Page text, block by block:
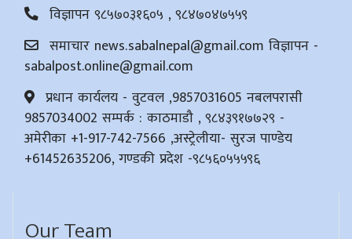
विज्ञापन ९८५७०३१६०५ , ९८४७०४७५५९
समाचार news.sabalnepal@gmail.com विज्ञापन -
sabalpost.online@gmail.com
प्रधान कार्यलय - वुटवल ,9857031605 नबलपरासी
9857034002 सम्पर्क : काठमाडौ , ९८४३९१७७२९ -
अमेरीका +1-917-742-7566 ,अस्ट्रेलीया- सुरज पाण्डेय
+61452635206, गण्डकी प्रदेश -९८५६०५५५९६
Our Team